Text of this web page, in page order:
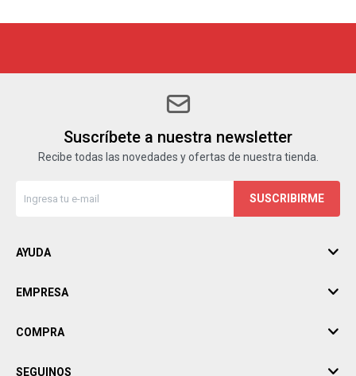
Suscríbete a nuestra newsletter
Recibe todas las novedades y ofertas de nuestra tienda.
SUSCRIBIRME
AYUDA
EMPRESA
COMPRA
SEGUINOS